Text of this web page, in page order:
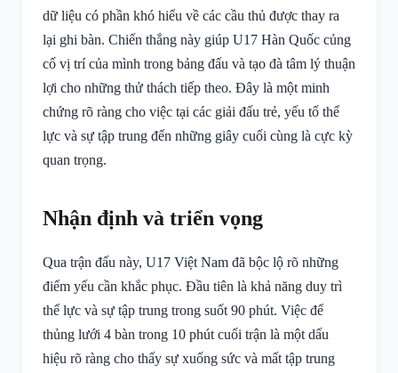
dữ liệu có phần khó hiểu về các cầu thủ được thay ra
lại ghi bàn. Chiến thắng này giúp U17 Hàn Quốc củng
cố vị trí của mình trong bảng đấu và tạo đà tâm lý thuận
lợi cho những thử thách tiếp theo. Đây là một minh
chứng rõ ràng cho việc tại các giải đấu trẻ, yếu tố thể
lực và sự tập trung đến những giây cuối cùng là cực kỳ
quan trọng.
Nhận định và triển vọng
Qua trận đấu này, U17 Việt Nam đã bộc lộ rõ những
điểm yếu cần khắc phục. Đầu tiên là khả năng duy trì
thể lực và sự tập trung trong suốt 90 phút. Việc để
thủng lưới 4 bàn trong 10 phút cuối trận là một dấu
hiệu rõ ràng cho thấy sự xuống sức và mất tập trung